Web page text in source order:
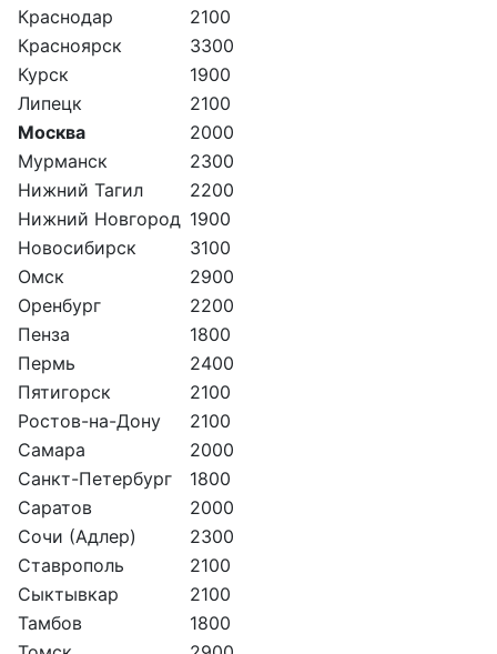
Краснодар
2100
Красноярск
3300
Курск
1900
Липецк
2100
Москва
2000
Мурманск
2300
Нижний Тагил
2200
Нижний Новгород 1900
Новосибирск
3100
Омск
2900
Оренбург
2200
Пенза
1800
Пермь
2400
Пятигорск
2100
Ростов-на-Дону
2100
Самара
2000
Санкт-Петербург
1800
Саратов
2000
Сочи (Адлер)
2300
Ставрополь
2100
Сыктывкар
2100
Тамбов
1800